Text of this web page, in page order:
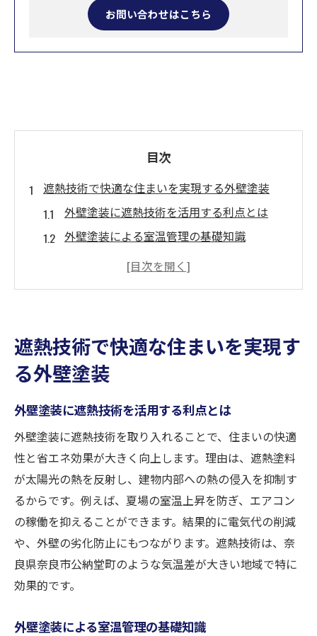
お問い合わせはこちら
目次
遮熱技術で快適な住まいを実現する外壁塗装
外壁塗装に遮熱技術を活用する利点とは
外壁塗装による室温管理の基礎知識
省エネを叶える遮熱外壁塗装の選び方
外壁塗装の色選びで失敗しないためのポイント
外壁塗装で避けたい色と選び方の注意点
遮熱効果を高める外壁塗装の色の選び方
外壁塗装の色選びで後悔しないコツと考え
方
外壁塗装の色が住環境に与える影響とは
遮熱技術と外壁塗装の色選びの関係性
口コミで多い外壁塗装の色選び失敗例を紹
介
奈良県奈良市公納堂町で注目の遮熱塗装とは
外壁塗装と遮熱塗装の特長を徹底比較
遮熱技術で快適な住まいを実現す
る外壁塗装
外壁塗装に遮熱技術を活用する利点とは
外壁塗装に遮熱技術を取り入れることで、住まいの快適
性と省エネ効果が大きく向上します。理由は、遮熱塗料
が太陽光の熱を反射し、建物内部への熱の侵入を抑制す
るからです。例えば、夏場の室温上昇を防ぎ、エアコン
の稼働を抑えることができます。結果的に電気代の削減
や、外壁の劣化防止にもつながります。遮熱技術は、奈
良県奈良市公納堂町のような気温差が大きい地域で特に
効果的です。
外壁塗装による室温管理の基礎知識